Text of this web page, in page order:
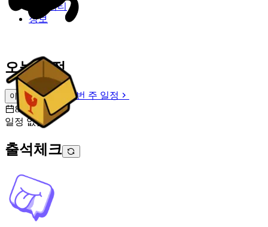
커뮤니티
정보
오늘 일정
이번 주 일정
이번 주 일정
8월 7일 [금]
일정 없음
출석체크